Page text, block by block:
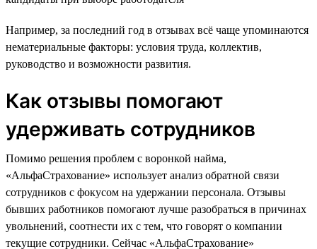
Например, за последний год в отзывах всё чаще упоминаются
нематериальные факторы: условия труда, коллектив,
руководство и возможности развития.
Как отзывы помогают
удерживать сотрудников
Помимо решения проблем с воронкой найма,
«АльфаСтрахование» использует анализ обратной связи
сотрудников с фокусом на удержании персонала. Отзывы
бывших работников помогают лучше разобраться в причинах
увольнений, соотнести их с тем, что говорят о компании
текущие сотрудники. Сейчас «АльфаСтрахование»